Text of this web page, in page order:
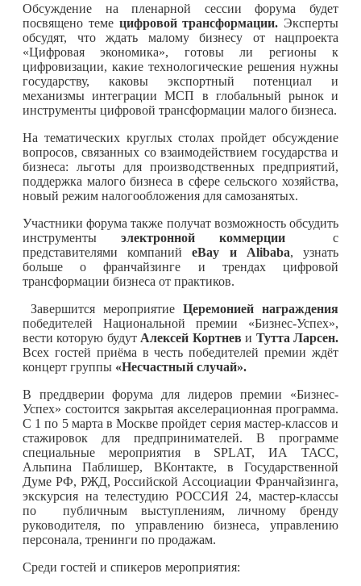
Обсуждение на пленарной сессии форума будет
посвящено теме цифровой трансформации. Эксперты
обсудят, что ждать малому бизнесу от нацпроекта
«Цифровая экономика», готовы ли регионы к
цифровизации, какие технологические решения нужны
государству, каковы экспортный потенциал и
механизмы интеграции МСП в глобальный рынок и
инструменты цифровой трансформации малого бизнеса.
На тематических круглых столах пройдет обсуждение
вопросов, связанных со взаимодействием государства и
бизнеса: льготы для производственных предприятий,
поддержка малого бизнеса в сфере сельского хозяйства,
новый режим налогообложения для самозанятых.
Участники форума также получат возможность обсудить
инструменты электронной коммерциис
представителями компанийeBay и Alibaba, узнать
больше о франчайзинге и трендах цифровой
трансформации бизнеса от практиков.
Завершится мероприятие Церемонией награждения
победителей Национальной премии «Бизнес-Успех»,
вести которую будут Алексей Кортнев и Тутта Ларсен.
Всех гостей приёма в честь победителей премии ждёт
концерт группы «Несчастный случай».
В преддверии форума для лидеров премии «Бизнес-
Успех» состоится закрытая акселерационная программа.
С 1 по 5 марта в Москве пройдет серия мастер-классов и
стажировок для предпринимателей. В программе
специальные мероприятия в SPLAT, ИА ТАСС,
Альпина Паблишер, ВКонтакте, в Государственной
Думе РФ, РЖД, Российской Ассоциации Франчайзинга,
экскурсия на телестудию РОССИЯ 24, мастер-классы
по публичным выступлениям, личному бренду
руководителя, по управлению бизнеса, управлению
персонала, тренинги по продажам.
Среди гостей и спикеров мероприятия: